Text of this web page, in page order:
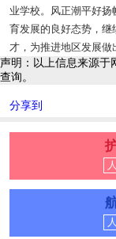
业学校。风正潮平好
育发展的良好态势，继
才，为推进地区发展做
声明：以上信息来源于
查询。
分享到